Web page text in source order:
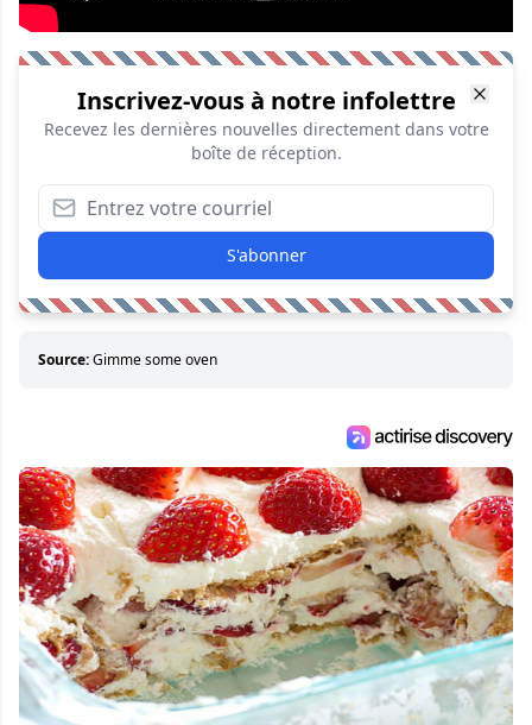
Inscrivez-vous à notre infolettre
Recevez les dernières nouvelles directement dans votre
boîte de réception.
S'abonner
Source:Gimme some oven